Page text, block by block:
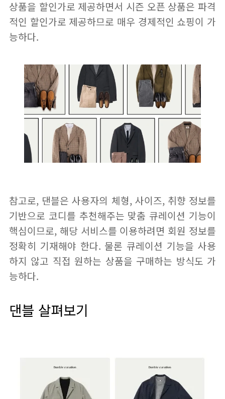
상품을 할인가로 제공하면서 시즌 오픈 상품은 파격
적인 할인가로 제공하므로 매우 경제적인 쇼핑이 가
능하다.
참고로, 댄블은 사용자의 체형, 사이즈, 취향 정보를
기반으로 코디를 추천해주는 맞춤 큐레이션 기능이
핵심이므로, 해당 서비스를 이용하려면 회원 정보를
정확히 기재해야 한다. 물론 큐레이션 기능을 사용
하지 않고 직접 원하는 상품을 구매하는 방식도 가
능하다.
댄블 살펴보기